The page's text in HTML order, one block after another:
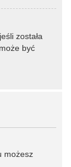
została
być
możesz